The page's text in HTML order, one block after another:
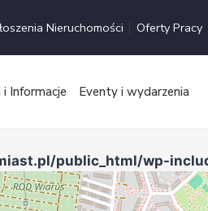
Nieruchomości Oferty Pracy
Informacje Eventy i wydarzenia
public_html/wp-